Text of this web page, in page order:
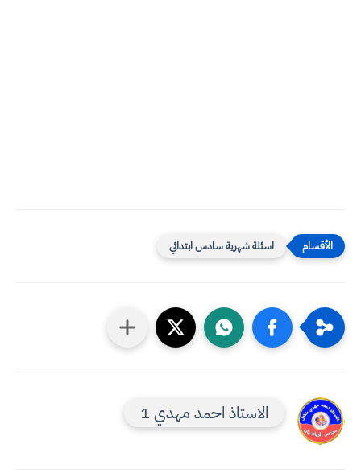
اسئلة شهرية سادس ابتدائي
الاستاذ احمد مهدي 1